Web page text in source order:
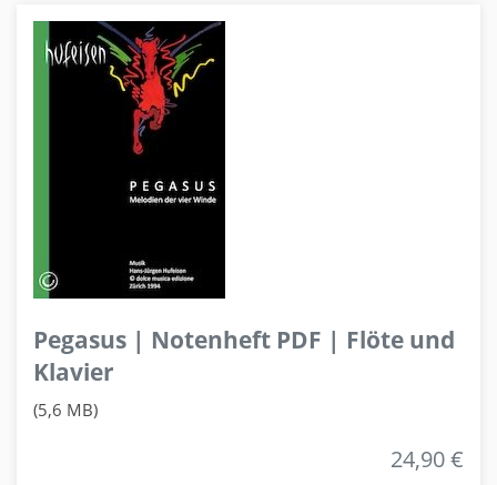
Pegasus | Notenheft PDF | Flöte und
Klavier
(5,6 MB)
24,90 €